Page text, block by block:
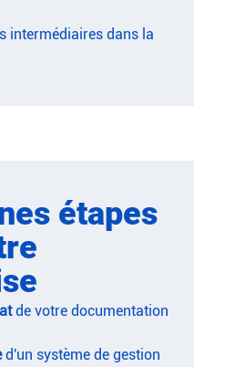
intermédiaires dans la
étapes
de votre documentation
d'un système de gestion